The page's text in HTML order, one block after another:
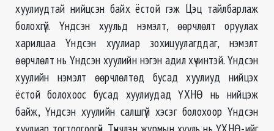
хуулиудтай нийцсэн байх ёстой гэж Цэц тайлбарлаж
болохгүй. Үндсэн хуульд нэмэлт, өөрчлөлт оруулах
харилцаа Үндсэн хуулиар зохицуулагддаг, нэмэлт
өөрчлөлт нь Үндсэн хуулийн нэгэн адил хүчинтэй. Үндсэн
хуулийн нэмэлт өөрчлөлтөд бусад хуулиуд нийцэх
ёстой болохоос бусад хуулиудад ҮХНӨ нь нийцэж
байж, Үндсэн хуулийн салшгүй хэсэг болохоор Үндсэн